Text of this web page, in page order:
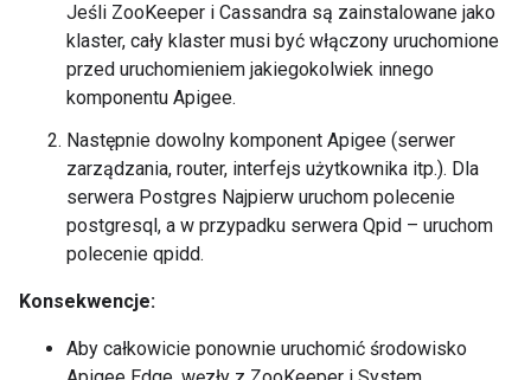
Jeśli ZooKeeper i Cassandra są zainstalowane jako
klaster, cały klaster musi być włączony uruchomione
przed uruchomieniem jakiegokolwiek innego
komponentu Apigee.
Następnie dowolny komponent Apigee (serwer
zarządzania, router, interfejs użytkownika itp.). Dla
serwera Postgres Najpierw uruchom polecenie
postgresql, a w przypadku serwera Qpid – uruchom
polecenie qpidd.
Konsekwencje:
Aby całkowicie ponownie uruchomić środowisko